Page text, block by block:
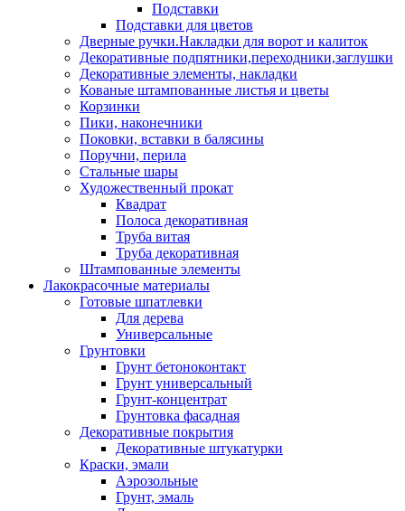
Подставки
Подставки для цветов
Дверные ручки.Накладки для ворот и калиток
Декоративные подпятники,переходники,заглушки
Декоративные элементы, накладки
Кованые штампованные листья и цветы
Корзинки
Пики, наконечники
Поковки, вставки в балясины
Поручни, перила
Стальные шары
Художественный прокат
Квадрат
Полоса декоративная
Труба витая
Труба декоративная
Штампованные элементы
Лакокрасочные материалы
Готовые шпатлевки
Для дерева
Универсальные
Грунтовки
Грунт бетоноконтакт
Грунт универсальный
Грунт-концентрат
Грунтовка фасадная
Декоративные покрытия
Декоративные штукатурки
Краски, эмали
Аэрозольные
Грунт, эмаль